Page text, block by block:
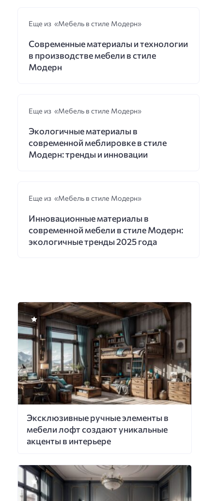
Еще из «Мебель в стиле Модерн»
Современные материалы и технологии
в производстве мебели в стиле
Модерн
Еще из «Мебель в стиле Модерн»
Экологичные материалы в
современной меблировке в стиле
Модерн: тренды и инновации
Еще из «Мебель в стиле Модерн»
Инновационные материалы в
современной мебели в стиле Модерн:
экологичные тренды 2025 года
Эксклюзивные ручные элементы в
мебели лофт создают уникальные
акценты в интерьере